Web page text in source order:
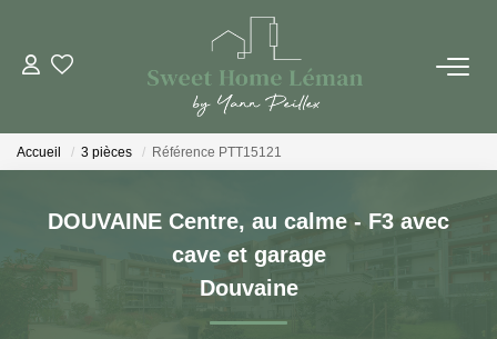
ACHETER
ESTIMER EN LIGNE
Accueil 3 pièces Référence PTT15121
DOUVAINE Centre, au calme - F3 avec
cave et garage
Douvaine